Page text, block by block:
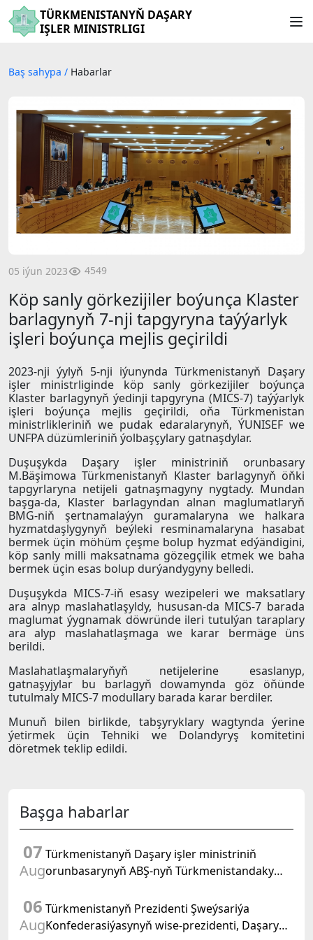
TÜRKMENISTANYŇ DAŞARY
IŞLER MINISTRLIGI
Baş sahypa / Habarlar
05 iýun 2023 4549
Köp sanly görkezijiler boýunça Klaster
barlagynyň 7-nji tapgyryna taýýarlyk
işleri boýunça mejlis geçirildi
2023-nji ýylyň 5-nji iýunynda Türkmenistanyň Daşary
işler ministrliginde köp sanly görkezijiler boýunça
Klaster barlagynyň ýedinji tapgyryna (MICS-7) taýýarlyk
işleri boýunça mejlis geçirildi, oňa Türkmenistan
ministrlikleriniň we pudak edaralarynyň, ÝUNISEF we
UNFPA düzümleriniň ýolbaşçylary gatnaşdylar.
Duşuşykda Daşary işler ministriniň orunbasary
M.Bäşimowa Türkmenistanyň Klaster barlagynyň öňki
tapgyrlaryna netijeli gatnaşmagyny nygtady. Mundan
başga-da, Klaster barlagyndan alnan maglumatlaryň
BMG-niň şertnamalaýyn guramalaryna we halkara
hyzmatdaşlygynyň beýleki resminamalaryna hasabat
bermek üçin möhüm çeşme bolup hyzmat edýändigini,
köp sanly milli maksatnama gözegçilik etmek we baha
bermek üçin esas bolup durýandygyny belledi.
Duşuşykda MICS-7-iň esasy wezipeleri we maksatlary
ara alnyp maslahatlaşyldy, hususan-da MICS-7 barada
maglumat ýygnamak döwründe ileri tutulýan taraplary
ara alyp maslahatlaşmaga we karar bermäge üns
berildi.
Maslahatlaşmalaryňyň netijelerine esaslanyp,
gatnaşyjylar bu barlagyň dowamynda göz öňünde
tutulmaly MICS-7 modullary barada karar berdiler.
Munuň bilen birlikde, tabşyryklary wagtynda ýerine
ýetirmek üçin Tehniki we Dolandyryş komitetini
döretmek teklip edildi.
Başga habarlar
07
Aug
Türkmenistanyň Daşary işler ministriniň
orunbasarynyň ABŞ-nyň Türkmenistandaky
geçirildi
06
Aug
Türkmenistanyň Prezidenti Şweýsariýa
Konfederasiýasynyň wise-prezidenti, Daşary